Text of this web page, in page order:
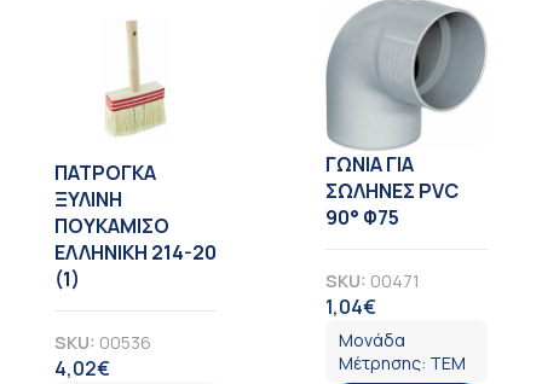
ΠΑΤΡΟΓΚΑ
ΞΥΛΙΝΗ
ΠΟΥΚΑΜΙΣΟ
ΕΛΛΗΝΙΚΗ 214-20
(1)
SKU: 00536
4,02€
ΓΩΝΙΑ ΓΙΑ
ΣΩΛΗΝΕΣ PVC
90° Φ75
SKU: 00471
1,04€
Μονάδα
Μέτρησης: ΤΕΜ